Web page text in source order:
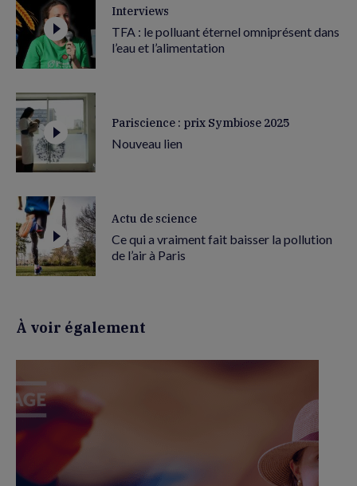
Interviews
TFA : le polluant éternel omniprésent dans
l’eau et l’alimentation
Pariscience : prix Symbiose 2025
Nouveau lien
Actu de science
Ce qui a vraiment fait baisser la pollution
de l’air à Paris
À voir également